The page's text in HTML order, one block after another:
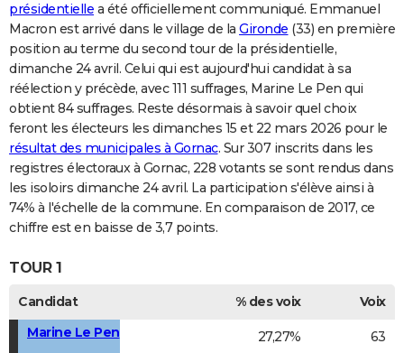
présidentielle a été officiellement communiqué. Emmanuel
Macron est arrivé dans le village de la Gironde (33) en première
position au terme du second tour de la présidentielle,
dimanche 24 avril. Celui qui est aujourd'hui candidat à sa
réélection y précède, avec 111 suffrages, Marine Le Pen qui
obtient 84 suffrages. Reste désormais à savoir quel choix
feront les électeurs les dimanches 15 et 22 mars 2026 pour le
résultat des municipales à Gornac. Sur 307 inscrits dans les
registres électoraux à Gornac, 228 votants se sont rendus dans
les isoloirs dimanche 24 avril. La participation s'élève ainsi à
74% à l'échelle de la commune. En comparaison de 2017, ce
chiffre est en baisse de 3,7 points.
TOUR 1
Candidat % des voix
Voix
Marine Le Pen
27,27% 63